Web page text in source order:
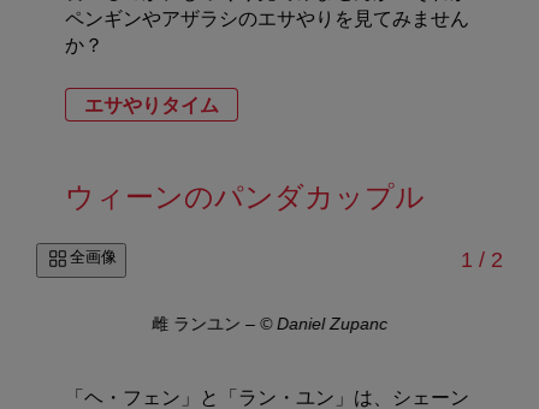
ペンギンやアザラシのエサやりを見てみません
か？
エサやりタイム
ウィーンのパンダカップル
全画像 1 // 2
雌 ランユン – © Daniel Zupanc
「ヘ・フェン」と「ラン・ユン」は、シェーン